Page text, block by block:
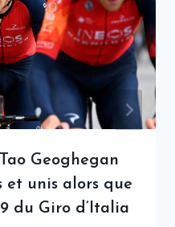
Geoghegan
et unis alors que
du Giro d’Italia